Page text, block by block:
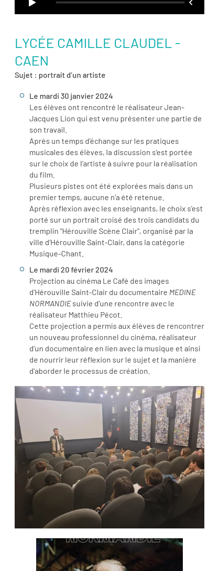
LYCÉE CAMILLE CLAUDEL -
CAEN
Sujet : portrait d’un artiste
Le mardi 30 janvier 2024
Les élèves ont rencontré le réalisateur Jean-
Jacques Lion qui est venu présenter une partie de
son travail.
Après un temps d’échange sur les pratiques
musicales des élèves, la discussion s’est portée
sur le choix de l’artiste à suivre pour la réalisation
du film.
Plusieurs pistes ont été explorées mais dans un
premier temps, aucune n’a été retenue.
Après réflexion avec les enseignants, le choix s’est
porté sur un portrait croisé des trois candidats du
tremplin "Hérouville Scène Clair", organisé par la
ville d’Hérouville Saint-Clair, dans la catégorie
Musique-Chant.
Le mardi 20 février 2024
Projection au cinéma Le Café des images
d’Hérouville Saint-Clair du documentaire MEDINE
NORMANDIEsuivie d'une rencontre avec le
réalisateur Matthieu Pécot.
Cette projection a permis aux élèves de rencontrer
un nouveau professionnel du cinéma, réalisateur
d’un documentaire en lien avec la musique et ainsi
de nourrir leur réflexion sur le sujet et la manière
d'aborder le processus de création.